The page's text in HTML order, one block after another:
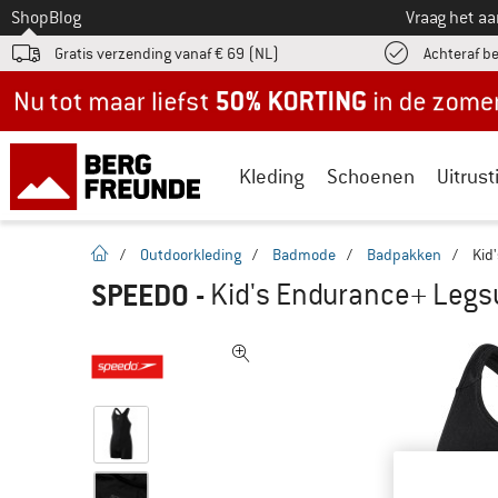
Naar
ShopBlog Vraag het
Gratis verzending vanaf € 69 (NL) Achteraf
Kleding Schoenen
Startpagina
/ Outdoorkleding / Badmode / Badpakken /
SPEEDO - Kid's Endurance+